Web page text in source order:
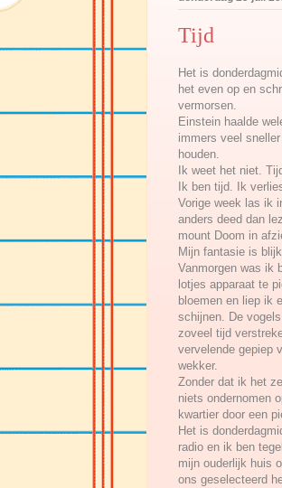
Tijd
Het is
het even op en
vermorsen.
Einstein haalde
immers veel
houden.
Ik weet het niet.
Ik ben tijd. Ik
Vorige week las ik
anders deed dan
mount Doom in
Mijn fantasie is
Vanmorgen was ik
lotjes apparaat te
bloemen en liep ik
schijnen. De
zoveel tijd
vervelende gepiep
wekker.
Zonder dat ik het
niets ondernomen
kwartier door een
Het is
radio en ik ben
mijn ouderlijk huis
ons geselecteerd